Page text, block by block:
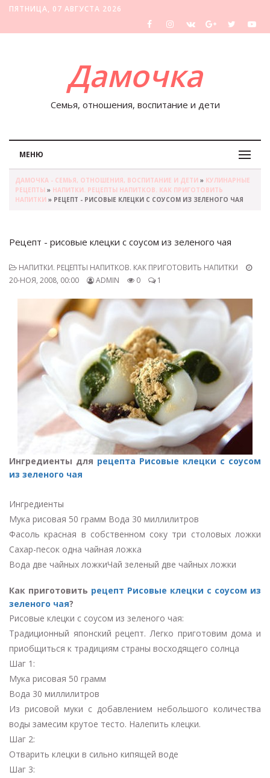
ПЯТНИЦА, 07 АВГУСТА 2026
Дамочка
Семья, отношения, воспитание и дети
МЕНЮ
ДАМОЧКА - СЕМЬЯ, ОТНОШЕНИЯ, ВОСПИТАНИЕ И ДЕТИ » КУЛИНАРНЫЕ
РЕЦЕПТЫ » НАПИТКИ. РЕЦЕПТЫ НАПИТКОВ. КАК ПРИГОТОВИТЬ
НАПИТКИ » РЕЦЕПТ - РИСОВЫЕ КЛЕЦКИ С СОУСОМ ИЗ ЗЕЛЕНОГО ЧАЯ
Рецепт - рисовые клецки с соусом из зеленого чая
НАПИТКИ. РЕЦЕПТЫ НАПИТКОВ. КАК ПРИГОТОВИТЬ НАПИТКИ
20-НОЯ, 2008, 00:00
ADMIN 0 1
Ингредиенты для рецепта Рисовые клецки с соусом
из зеленого чая
Ингредиенты
Мука рисовая 50 грамм Вода 30 миллилитров
Фасоль красная в собственном соку три столовых ложки
Сахар-песок одна чайная ложка
Вода две чайных ложкиЧай зеленый две чайных ложки
Как приготовить рецепт Рисовые клецки с соусом из
зеленого чая?
Рисовые клецки с соусом из зеленого чая:
Традиционный японский рецепт. Легко приготовим дома и
приобщиться к традициям страны восходящего солнца
Шаг 1:
Мука рисовая 50 грамм
Вода 30 миллилитров
Из рисовой муки с добавлением небольшого количества
воды замесим крутое тесто. Налепить клецки.
Шаг 2:
Отварить клецки в сильно кипящей воде
Шаг 3: